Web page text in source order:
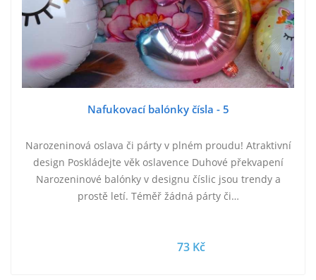
Nafukovací balónky čísla - 5
Narozeninová oslava či párty v plném proudu! Atraktivní
design Poskládejte věk oslavence Duhové překvapení
Narozeninové balónky v designu číslic jsou trendy a
prostě letí. Téměř žádná párty či…
73 Kč